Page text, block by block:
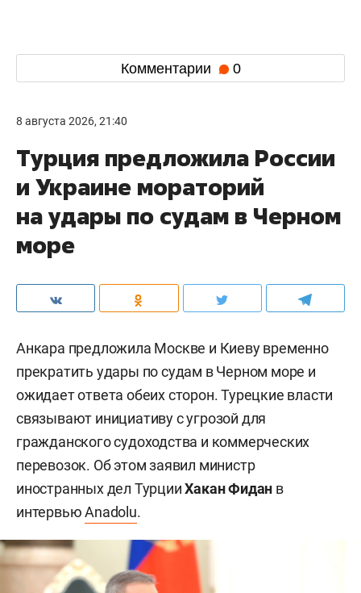
Комментарии 0
8 августа 2026, 21:40
Турция предложила России
и Украине мораторий
на удары по судам в Черном
море
Анкара предложила Москве и Киеву временно
прекратить удары по судам в Черном море и
ожидает ответа обеих сторон. Турецкие власти
связывают инициативу с угрозой для
гражданского судоходства и коммерческих
перевозок. Об этом заявил министр
иностранных дел ТурцииХакан Фидан в
интервьюAnadolu.